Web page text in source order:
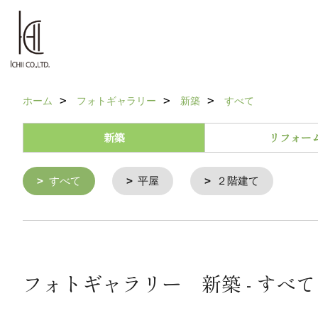
ホーム フォトギャラリー 新築 すべて
新築 リフォー
すべて 平屋 ２階建て
フォトギャラリー 新築 - すべて